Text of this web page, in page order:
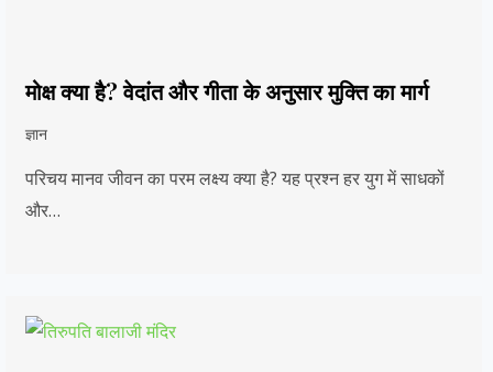
मोक्ष क्या है? वेदांत और गीता के अनुसार मुक्ति का मार्ग
ज्ञान
परिचय मानव जीवन का परम लक्ष्य क्या है? यह प्रश्न हर युग में साधकों
और…